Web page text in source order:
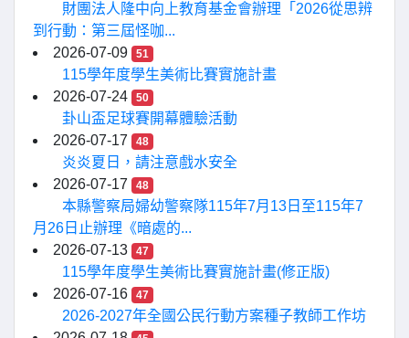
財團法人隆中向上教育基金會辦理「2026從思辨
到行動：第三屆怪咖...
2026-07-09
51
115學年度學生美術比賽實施計畫
2026-07-24
50
卦山盃足球賽開幕體驗活動
2026-07-17
48
炎炎夏日，請注意戲水安全
2026-07-17
48
本縣警察局婦幼警察隊115年7月13日至115年7
月26日止辦理《暗處的...
2026-07-13
47
115學年度學生美術比賽實施計畫(修正版)
2026-07-16
47
2026-2027年全國公民行動方案種子教師工作坊